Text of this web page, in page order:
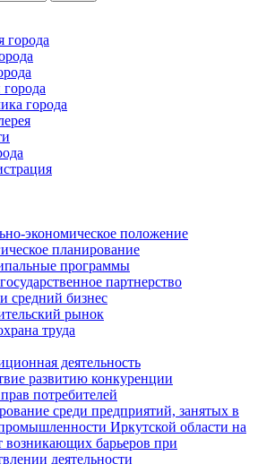
города
города
экономическое положение
планирование
программы
партнерство
средний бизнес
рынок
труда
деятельность
развитию конкуренции
потребителей
среди предприятий, занятых в
Иркутской области на
возникающих барьеров при
деятельности